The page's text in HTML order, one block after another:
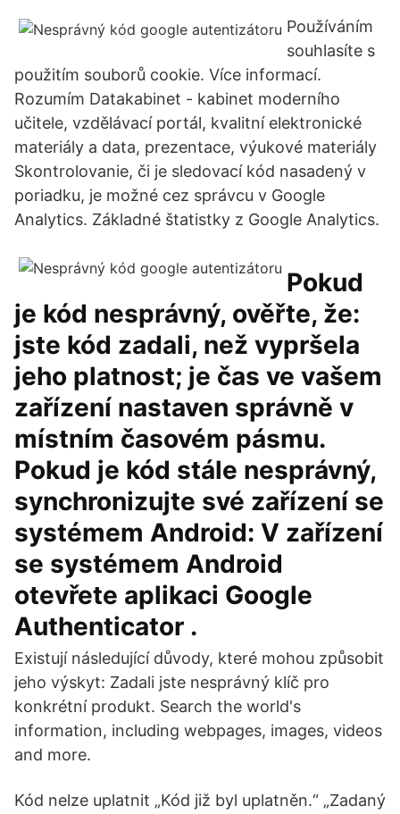
Používáním
souhlasíte s
použitím souborů cookie. Více informací.
Rozumím Datakabinet - kabinet moderního
učitele, vzdělávací portál, kvalitní elektronické
materiály a data, prezentace, výukové materiály
Skontrolovanie, či je sledovací kód nasadený v
poriadku, je možné cez správcu v Google
Analytics. Základné štatistky z Google Analytics.
Pokud
je kód nesprávný, ověřte, že:
jste kód zadali, než vypršela
jeho platnost; je čas ve vašem
zařízení nastaven správně v
místním časovém pásmu.
Pokud je kód stále nesprávný,
synchronizujte své zařízení se
systémem Android: V zařízení
se systémem Android
otevřete aplikaci Google
Authenticator .
Existují následující důvody, které mohou způsobit
jeho výskyt: Zadali jste nesprávný klíč pro
konkrétní produkt. Search the world's
information, including webpages, images, videos
and more.
Kód nelze uplatnit „Kód již byl uplatněn.“ „Zadaný